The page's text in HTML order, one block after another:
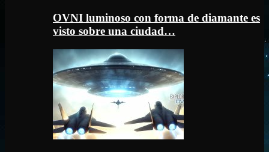
OVNI luminoso con forma de diamante es
visto sobre una ciudad…